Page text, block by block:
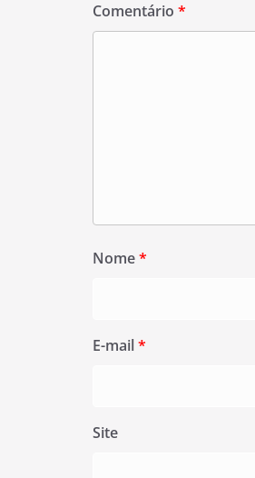
Comentário *
Nome*
E-mail*
Site